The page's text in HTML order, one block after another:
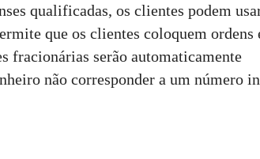
qualificadas, os clientes podem
que os clientes coloquem ordens
fracionárias serão automaticamente
não corresponder a um número